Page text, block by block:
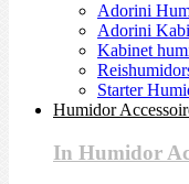
Adorini
Adorini
Kabinet
Starter
Humidor
In Humidor